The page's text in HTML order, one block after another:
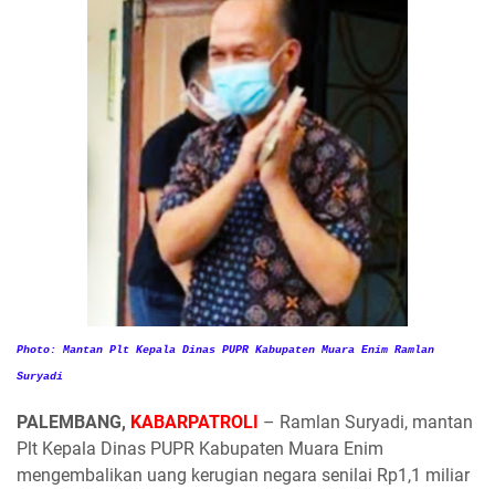
Photo: Mantan Plt Kepala Dinas PUPR Kabupaten Muara Enim Ramlan
Suryadi
PALEMBANG, KABARPATROLI – Ramlan Suryadi, mantan
Plt Kepala Dinas PUPR Kabupaten Muara Enim
mengembalikan uang kerugian negara senilai Rp1,1 miliar